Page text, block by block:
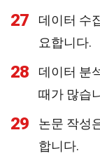
27
데이터 수
요합니다.
28
데이터 분
때가 많습
29
논문 작성
합니다.